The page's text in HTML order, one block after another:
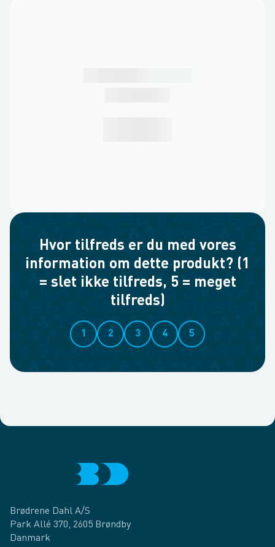
Hvor tilfreds er du med vores
information om dette produkt? (1
= slet ikke tilfreds, 5 = meget
tilfreds)
1 2 3 4 5
Brødrene Dahl A/S
Park Allé 370, 2605 Brøndby
Danmark